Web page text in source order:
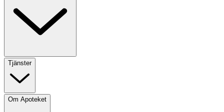
Tjänster
Om Apoteket